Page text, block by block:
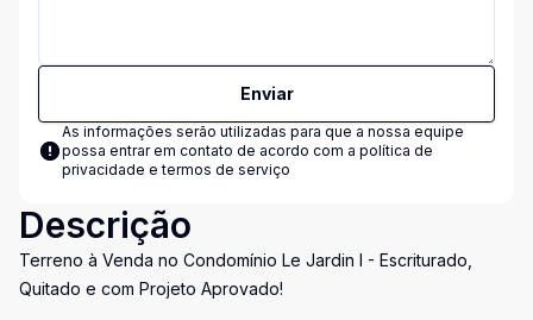
Enviar
As informações serão utilizadas para que a nossa equipe
possa entrar em contato de acordo com a política de
privacidade e termos de serviço
Descrição
Terreno à Venda no Condomínio Le Jardin I - Escriturado,
Quitado e com Projeto Aprovado!